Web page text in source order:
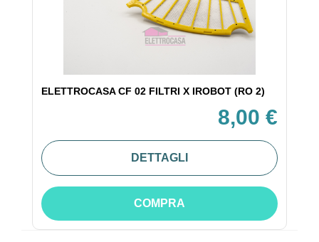
ELETTROCASA CF 02 FILTRI X IROBOT (RO 2)
8,00 €
DETTAGLI
COMPRA